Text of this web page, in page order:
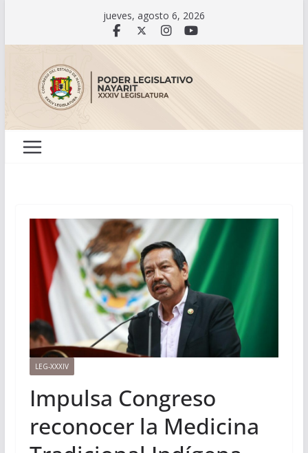
contenido
jueves, agosto 6, 2026
LEG-XXXIV
Impulsa Congreso
reconocer la Medicina